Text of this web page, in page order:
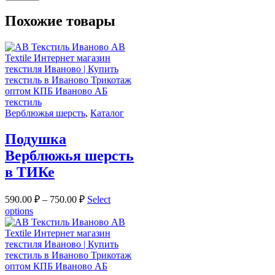
Похожие товары
Верблюжья шерсть, Каталог
Подушка
Верблюжья шерсть
в ТИКе
590.00 ₽ – 750.00 ₽ Select
options